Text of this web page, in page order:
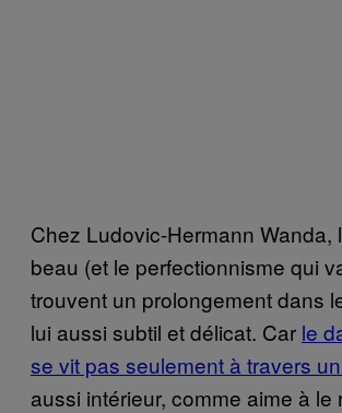
Chez Ludovic-Hermann Wanda,
beau (et le perfectionnisme qui
trouvent un prolongement dans
lui aussi subtil et délicat. Car le
se vit pas seulement à travers
aussi intérieur, comme aime à le